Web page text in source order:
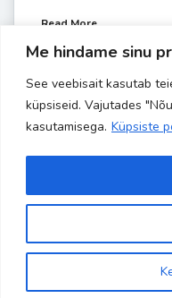
Me hindame sinu
See veebisait kasutab
küpsiseid. Vajutades
kasutamisega. Küpsiste
Read More
JAAN 18
Copyright 2024
Site is using a trial
purchase code in theme